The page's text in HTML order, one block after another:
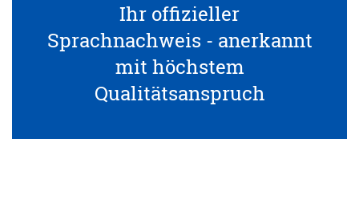
Ihr offizieller
Sprachnachweis - anerkannt
mit höchstem
Qualitätsanspruch